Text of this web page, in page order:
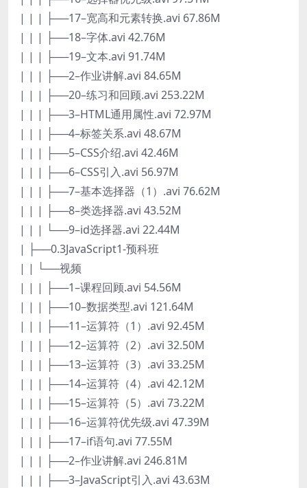
| | | ├──17–宽高和元素转换.avi 67.86M
| | | ├──18–字体.avi 42.76M
| | | ├──19–文本.avi 91.74M
| | | ├──2–作业讲解.avi 84.65M
| | | ├──20–练习和回顾.avi 253.22M
| | | ├──3–HTML通用属性.avi 72.97M
| | | ├──4–标签关系.avi 48.67M
| | | ├──5–CSS介绍.avi 42.46M
| | | ├──6–CSS引入.avi 56.97M
| | | ├──7–基本选择器（1）.avi 76.62M
| | | ├──8–类选择器.avi 43.52M
| | | └──9–id选择器.avi 22.44M
| ├──0.3JavaScript1-预科班
| | └──视频
| | | ├──1–课程回顾.avi 54.56M
| | | ├──10–数据类型.avi 121.64M
| | | ├──11–运算符（1）.avi 92.45M
| | | ├──12–运算符（2）.avi 32.50M
| | | ├──13–运算符（3）.avi 33.25M
| | | ├──14–运算符（4）.avi 42.12M
| | | ├──15–运算符（5）.avi 73.22M
| | | ├──16–运算符优先级.avi 47.39M
| | | ├──17–if语句.avi 77.55M
| | | ├──2–作业讲解.avi 246.81M
| | | ├──3–JavaScript引入.avi 43.63M